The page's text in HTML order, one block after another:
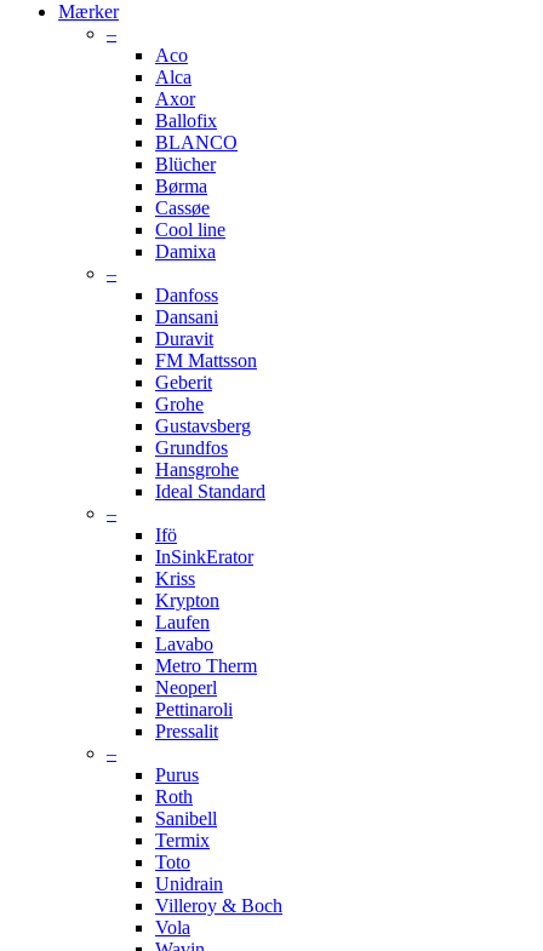
Mærker
–
Aco
Alca
Axor
Ballofix
BLANCO
Blücher
Børma
Cassøe
Cool line
Damixa
–
Danfoss
Dansani
Duravit
FM Mattsson
Geberit
Grohe
Gustavsberg
Grundfos
Hansgrohe
Ideal Standard
–
Ifö
InSinkErator
Kriss
Krypton
Laufen
Lavabo
Metro Therm
Neoperl
Pettinaroli
Pressalit
–
Purus
Roth
Sanibell
Termix
Toto
Unidrain
Villeroy & Boch
Vola